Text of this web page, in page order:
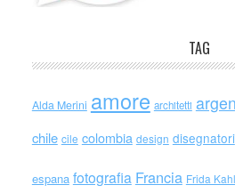
TAG
Alda Merini amore architetti
chile cile colombia design disegnatori
espana fotografia Francia Frida